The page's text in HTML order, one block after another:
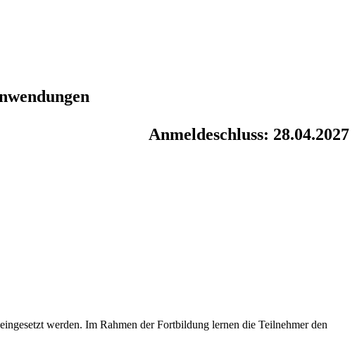
Anmeldeschluss: 28.04.2027
werden. Im Rahmen der Fortbildung lernen die Teilnehmer den